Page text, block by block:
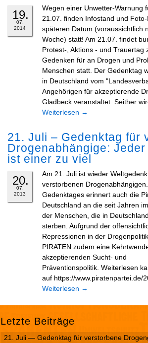
19.
07.
2014
Wegen einer Unwetter-Warnung
21.07. finden Infostand und
späteren Datum (voraussichtlich
Woche) statt! Am 21.07. findet
Protest-, Aktions - und Trauertag
Gedenken für an Drogen und
Menschen statt. Der Gedenktag
in Deutschland vom
Angehörigen für akzeptierende
Gladbeck veranstaltet. Seither
Weiterlesen →
21. Juli – Gedenktag für
Drogenabhängige:
ist einer zu viel
20.
07.
2013
Am 21. Juli ist wieder
verstorbenen
Gedenktages erinnert auch die
Deutschland an die seit Jahren
der Menschen, die in
sterben. Aufgrund der
Repressionen in der
PIRATEN zudem eine
akzeptierenden Sucht- und
Präventionspolitik. Weiterlesen
auf https://www.piratenpartei.de/
Weiterlesen →
Letzte Beiträge
21. Juli — Gedenktag für verstorbene